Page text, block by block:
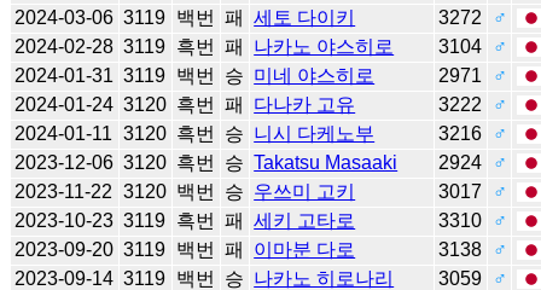
2024-03-06 3119 백번 패 세토 다이키 3272
♂
2024-02-28 3119 흑번 패 나카노 야스히로 3104
♂
2024-01-31 3119 백번 승 미네 야스히로 2971
♂
2024-01-24 3120 흑번 패 다나카 고유 3222
♂
2024-01-11 3120 흑번 승 니시 다케노부 3216
♂
2023-12-06 3120 흑번 승 Takatsu Masaaki 2924
♂
2023-11-22 3120 백번 승 우쓰미 고키 3017
♂
2023-10-23 3119 흑번 패 세키 고타로 3310
♂
2023-09-20 3119 백번 패 이마분 다로 3138
♂
2023-09-14 3119 백번 승 나카노 히로나리 3059
♂